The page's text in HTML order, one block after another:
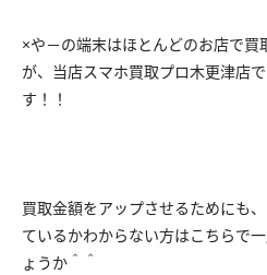
×や－の端末はほとんどのお店で買
が、当店スマホ買取プロ木更津店
す！！
買取金額をアップさせるためにも
ているかわからない方はこちらで
ょうか＾＾